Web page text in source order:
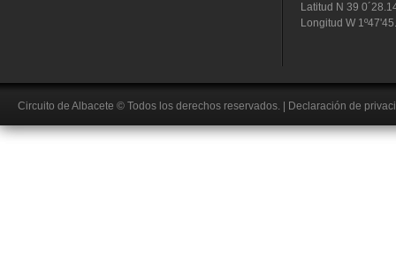
Latitud N 39
Longitud W
Circuito de Albacete © Todos los derechos reservados. Declaración de